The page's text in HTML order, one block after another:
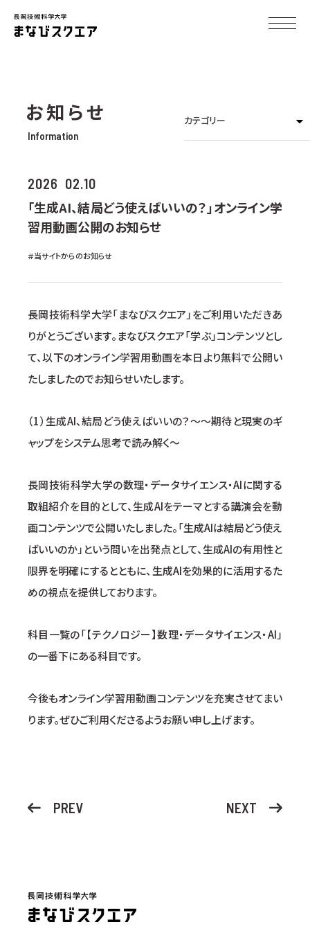
お知らせ
Information
カテゴリー
2026 02.10
「生成AI、結局どう使えばいいの？」オンライン学
習用動画公開のお知らせ
＃当サイトからのお知らせ
長岡技術科学大学「まなびスクエア」をご利用いただきあ
りがとうございます。まなびスクエア「学ぶ」コンテンツとし
て、以下のオンライン学習用動画を本日より無料で公開い
たしましたのでお知らせいたします。
（1）生成AI、結局どう使えばいいの？～～期待と現実のギ
ャップをシステム思考で読み解く～
長岡技術科学大学の数理・データサイエンス・AIに関する
取組紹介を目的として、生成AIをテーマとする講演会を動
画コンテンツで公開いたしました。「生成AIは結局どう使え
ばいいのか」という問いを出発点として、生成AIの有用性と
限界を明確にするとともに、生成AIを効果的に活用するた
めの視点を提供しております。
科目一覧の「【テクノロジー】数理・データサイエンス・AI」
の一番下にある科目です。
今後もオンライン学習用動画コンテンツを充実させてまい
ります。ぜひご利用くださるようお願い申し上げます。
PREV NEXT